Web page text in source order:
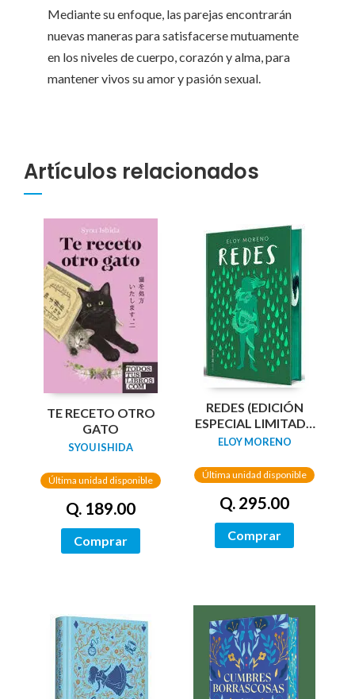
Mediante su enfoque, las parejas encontrarán
nuevas maneras para satisfacerse mutuamente
en los niveles de cuerpo, corazón y alma, para
mantener vivos su amor y pasión sexual.
Artículos relacionados
TE RECETO OTRO
GATO
SYOU ISHIDA
Última unidad disponible
Q. 189.00
Comprar
REDES (EDICIÓN
ESPECIAL LIMITADA
GUARDAS DRAGÓN)
ELOY MORENO
Última unidad disponible
Q. 295.00
Comprar